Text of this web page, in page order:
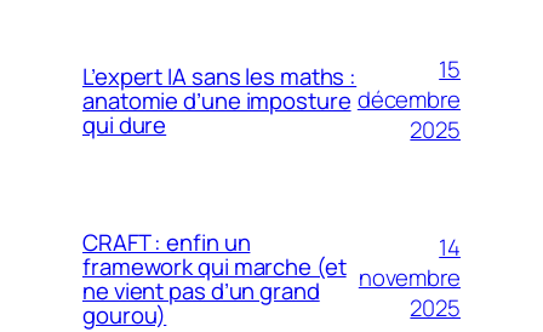
L’expert IA sans les maths :
anatomie d’une imposture
qui dure
15
décembre
2025
CRAFT : enfin un
framework qui marche (et
ne vient pas d’un grand
gourou)
14
novembre
2025